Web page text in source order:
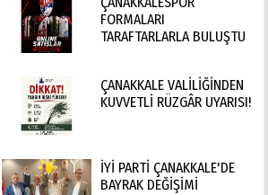
FORMALARI
TARAFTARLARLA BULUŞTU
ÇANAKKALE VALİLİĞİNDEN
KUVVETLİ RÜZGÂR UYARISI!
İYİ PARTİ ÇANAKKALE'DE
BAYRAK DEĞİŞİMİ